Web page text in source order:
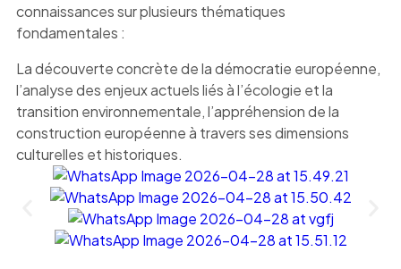
connaissances sur plusieurs thématiques
fondamentales :
La découverte concrète de la démocratie européenne,
l’analyse des enjeux actuels liés à l’écologie et la
transition environnementale, l’appréhension de la
construction européenne à travers ses dimensions
culturelles et historiques.